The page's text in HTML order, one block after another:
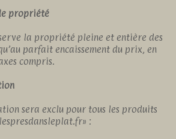
propriété
la propriété pleine et entière des
parfait encaissement du prix, en
compris.
sera exclu pour tous les produits
: